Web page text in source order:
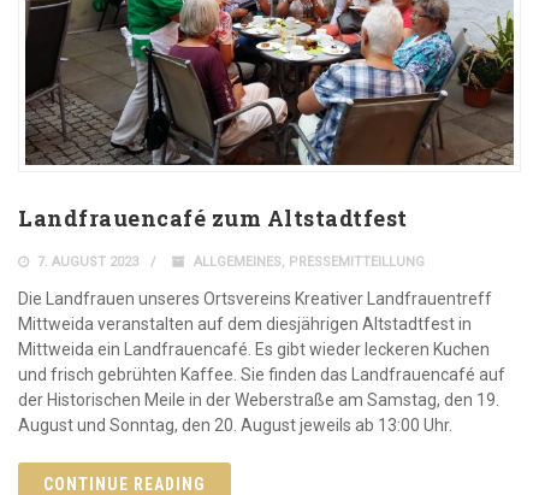
Landfrauencafé zum Altstadtfest
7. AUGUST 2023 ALLGEMEINES, PRESSEMITTEILLUNG
Die Landfrauen unseres Ortsvereins Kreativer Landfrauentreff
Mittweida veranstalten auf dem diesjährigen Altstadtfest in
Mittweida ein Landfrauencafé. Es gibt wieder leckeren Kuchen
und frisch gebrühten Kaffee. Sie finden das Landfrauencafé auf
der Historischen Meile in der Weberstraße am Samstag, den 19.
August und Sonntag, den 20. August jeweils ab 13:00 Uhr.
CONTINUE READING